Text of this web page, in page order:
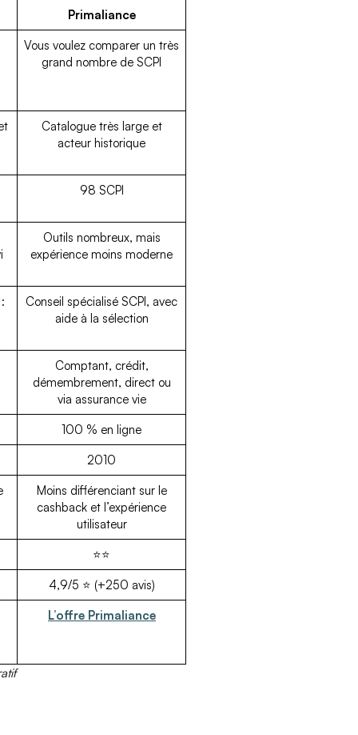
Primaliance
Vous voulez comparer un très
grand nombre de SCPI
Catalogue très large et
acteur historique
98 SCPI
Outils nombreux, mais
expérience moins moderne
Conseil spécialisé SCPI, avec
aide à la sélection
Comptant, crédit,
démembrement, direct ou
via assurance vie
100 % en ligne
2010
Moins différenciant sur le
cashback et l’expérience
utilisateur
⭐⭐
4,9/5 ⭐ (+250 avis)
L’offre Primaliance